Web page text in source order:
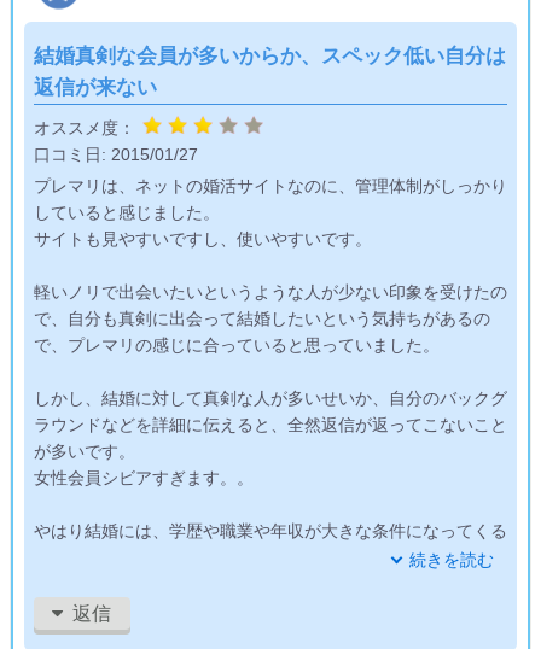
出さないよう必死に笑顔を通して頑張りました。
帰り際に「また会いたいです」と言われましたが、遠回しに断
って帰りました。
結婚真剣な会員が多いからか、スペック低い自分は
返信が来ない
オススメ度：
口コミ日: 2015/01/27
プレマリは、ネットの婚活サイトなのに、管理体制がしっかり
していると感じました。
サイトも見やすいですし、使いやすいです。
軽いノリで出会いたいというような人が少ない印象を受けたの
で、自分も真剣に出会って結婚したいという気持ちがあるの
で、プレマリの感じに合っていると思っていました。
しかし、結婚に対して真剣な人が多いせいか、自分のバックグ
ラウンドなどを詳細に伝えると、全然返信が返ってこないこと
が多いです。
女性会員シビアすぎます。。
やはり結婚には、学歴や職業や年収が大きな条件になってくる
だからと言って、嘘をつくことも、今から学校に行っていい職
業につくこともできないので、こんな自分でもいいと言ってく
続きを読む
返信